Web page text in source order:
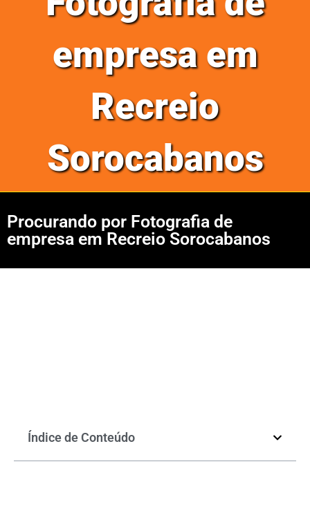
empresa em
Recreio
Sorocabanos
Procurando por Fotografia de
empresa em Recreio Sorocabanos
Índice de Conteúdo